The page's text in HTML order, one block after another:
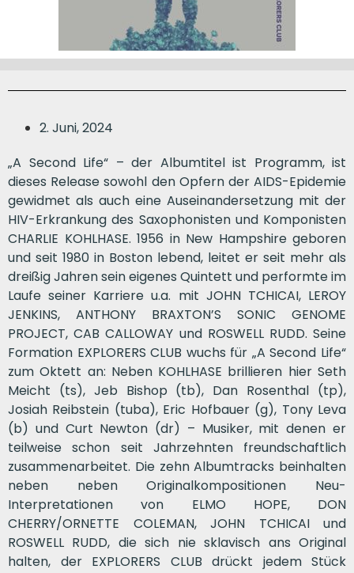
2. Juni, 2024
„A Second Life“ – der Albumtitel ist Programm, ist
dieses Release sowohl den Opfern der AIDS-Epidemie
gewidmet als auch eine Auseinandersetzung mit der
HIV-Erkrankung des Saxophonisten und Komponisten
CHARLIE KOHLHASE. 1956 in New Hampshire geboren
und seit 1980 in Boston lebend, leitet er seit mehr als
dreißig Jahren sein eigenes Quintett und performte im
Laufe seiner Karriere u.a. mit JOHN TCHICAI, LEROY
JENKINS, ANTHONY BRAXTON’S SONIC GENOME
PROJECT, CAB CALLOWAY und ROSWELL RUDD. Seine
Formation EXPLORERS CLUB wuchs für „A Second Life“
zum Oktett an: Neben KOHLHASE brillieren hier Seth
Meicht (ts), Jeb Bishop (tb), Dan Rosenthal (tp),
Josiah Reibstein (tuba), Eric Hofbauer (g), Tony Leva
(b) und Curt Newton (dr) – Musiker, mit denen er
teilweise schon seit Jahrzehnten freundschaftlich
zusammenarbeitet. Die zehn Albumtracks beinhalten
neben neben Originalkompositionen Neu-
Interpretationen von ELMO HOPE, DON
CHERRY/ORNETTE COLEMAN, JOHN TCHICAI und
ROSWELL RUDD, die sich nie sklavisch ans Original
halten, der EXPLORERS CLUB drückt jedem Stück